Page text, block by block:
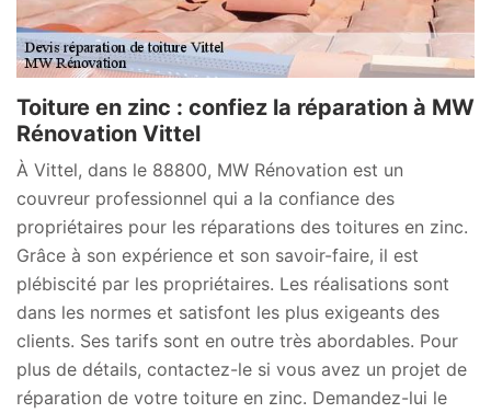
Toiture en zinc : confiez la réparation à MW
Rénovation Vittel
À Vittel, dans le 88800, MW Rénovation est un
couvreur professionnel qui a la confiance des
propriétaires pour les réparations des toitures en zinc.
Grâce à son expérience et son savoir-faire, il est
plébiscité par les propriétaires. Les réalisations sont
dans les normes et satisfont les plus exigeants des
clients. Ses tarifs sont en outre très abordables. Pour
plus de détails, contactez-le si vous avez un projet de
réparation de votre toiture en zinc. Demandez-lui le